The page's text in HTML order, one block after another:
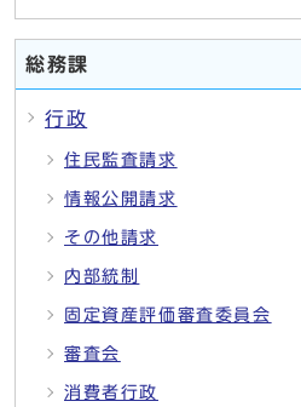
総務課
行政
住民監査請求
情報公開請求
その他請求
内部統制
固定資産評価審査委員会
審査会
消費者行政